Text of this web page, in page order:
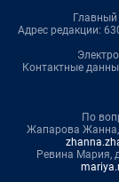
Адрес редакции:
Контактные
По
Жапарова Жанна,
Ревина Мария,